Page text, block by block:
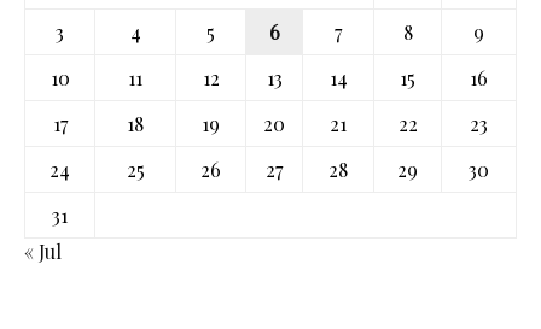
3
4 5 6 7 8
9
10
11 12 13 14 15
16
17
18 19 20 21 22
23
24
25 26 27 28 29
30
31
« Jul